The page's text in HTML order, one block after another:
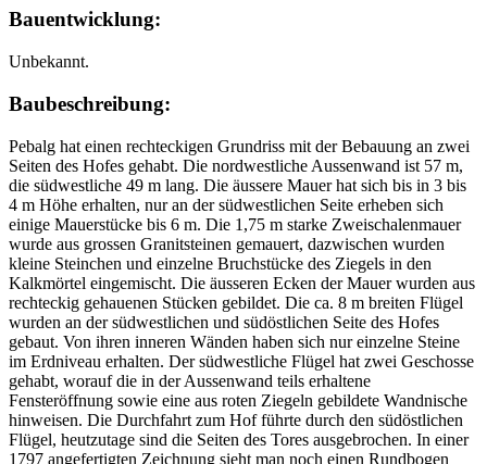
Bauentwicklung:
Unbekannt.
Baubeschreibung:
Pebalg hat einen rechteckigen Grundriss mit der Bebauung an zwei
Seiten des Hofes gehabt. Die nordwestliche Aussenwand ist 57 m,
die südwestliche 49 m lang. Die äussere Mauer hat sich bis in 3 bis
4 m Höhe erhalten, nur an der südwestlichen Seite erheben sich
einige Mauerstücke bis 6 m. Die 1,75 m starke Zweischalenmauer
wurde aus grossen Granitsteinen gemauert, dazwischen wurden
kleine Steinchen und einzelne Bruchstücke des Ziegels in den
Kalkmörtel eingemischt. Die äusseren Ecken der Mauer wurden aus
rechteckig gehauenen Stücken gebildet. Die ca. 8 m breiten Flügel
wurden an der südwestlichen und südöstlichen Seite des Hofes
gebaut. Von ihren inneren Wänden haben sich nur einzelne Steine
im Erdniveau erhalten. Der südwestliche Flügel hat zwei Geschosse
gehabt, worauf die in der Aussenwand teils erhaltene
Fensteröffnung sowie eine aus roten Ziegeln gebildete Wandnische
hinweisen. Die Durchfahrt zum Hof führte durch den südöstlichen
Flügel, heutzutage sind die Seiten des Tores ausgebrochen. In einer
1797 angefertigten Zeichnung sieht man noch einen Rundbogen